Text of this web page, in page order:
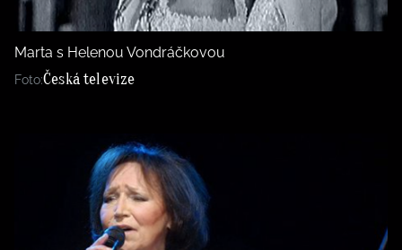
Marta s Helenou Vondráčkovou
Foto:Česká televize